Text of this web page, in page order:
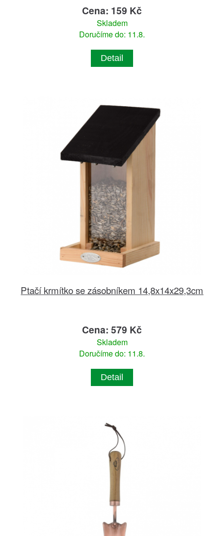
Cena: 159 Kč
Skladem
Doručíme do: 11.8.
Detail
Ptačí krmítko se zásobníkem 14,8x14x29,3cm
Cena: 579 Kč
Skladem
Doručíme do: 11.8.
Detail